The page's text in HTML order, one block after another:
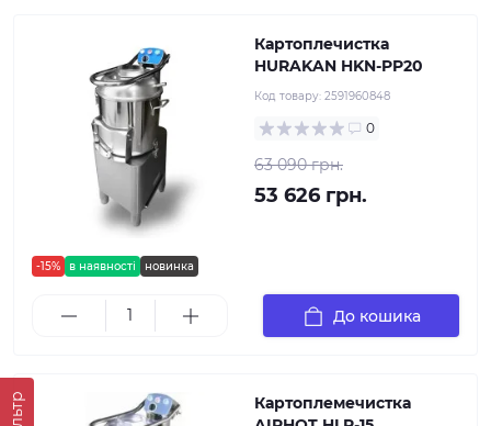
-15% в наявності новинка
Картоплечистка
HURAKAN HKN-PP20
Код товару: 2591960848
0
63 090 грн.
53 626 грн.
До кошика
Картоплемечистка